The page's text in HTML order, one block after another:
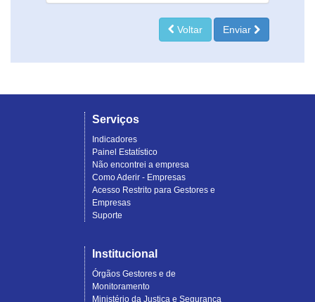
Voltar Enviar
Serviços
Indicadores
Painel Estatístico
Não encontrei a empresa
Como Aderir - Empresas
Acesso Restrito para Gestores e
Empresas
Suporte
Institucional
Órgãos Gestores e de
Monitoramento
Ministério da Justiça e Segurança